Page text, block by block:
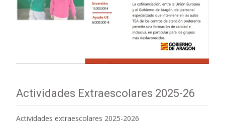
Actividades Extraescolares 2025-26
Actividades extraescolares 2025-2026